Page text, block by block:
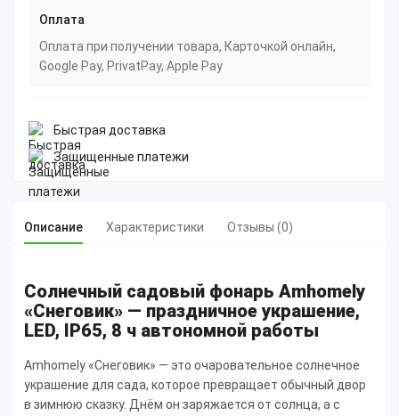
Оплата
Оплата при получении товара, Карточкой онлайн,
Google Pay, PrivatPay, Apple Pay
Быстрая доставка
Защищенные платежи
Описание Характеристики Отзывы (0)
Солнечный садовый фонарь Amhomely
«Снеговик» — праздничное украшение,
LED, IP65, 8 ч автономной работы
Amhomely «Снеговик» — это очаровательное солнечное
украшение для сада, которое превращает обычный двор
в зимнюю сказку. Днём он заряжается от солнца, а с